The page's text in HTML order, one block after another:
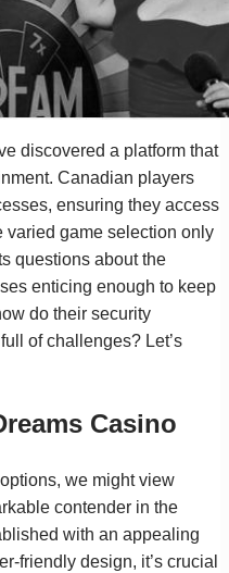
discovered a platform that
Canadian players
ensuring they access
varied game selection only
questions about the
enticing enough to keep
do their security
of challenges? Let’s
Casino
we might view
contender in the
with an appealing
friendly design, it’s crucial